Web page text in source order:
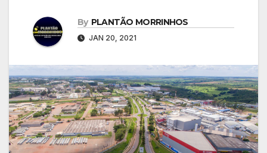
By PLANTÃO MORRINHOS
JAN 20, 2021